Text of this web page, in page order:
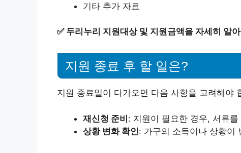
기타 추가 자료
✅ 두리누리 지원대상 및 지원금액을 자세히 알
지원 종료 후 할 일은?
지원 종료일이 다가오면 다음 사항을 고려해야
재신청 준비: 지원이 필요한 경우, 서류
상황 변화 확인: 가구의 소득이나 상황이